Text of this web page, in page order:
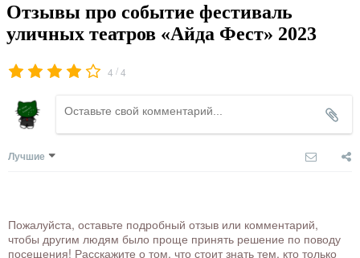
Отзывы про событие фестиваль
уличных театров «Айда Фест» 2023
4 /4
Лучшие
Пожалуйста, оставьте подробный отзыв или комментарий,
чтобы другим людям было проще принять решение по поводу
посещения! Расскажите о том, что стоит знать тем, кто только